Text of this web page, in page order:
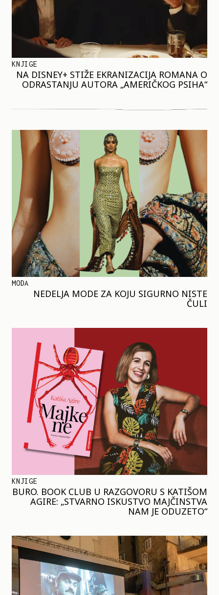
KNJIGE
NA DISNEY+ STIŽE EKRANIZACIJA ROMANA O
ODRASTANJU AUTORA „AMERIČKOG PSIHA“
MODA
NEDELJA MODE ZA KOJU SIGURNO NISTE
ČULI
KNJIGE
BURO. BOOK CLUB U RAZGOVORU S KATIŠOM
AGIRE: „STVARNO ISKUSTVO MAJČINSTVA
NAM JE ODUZETO“